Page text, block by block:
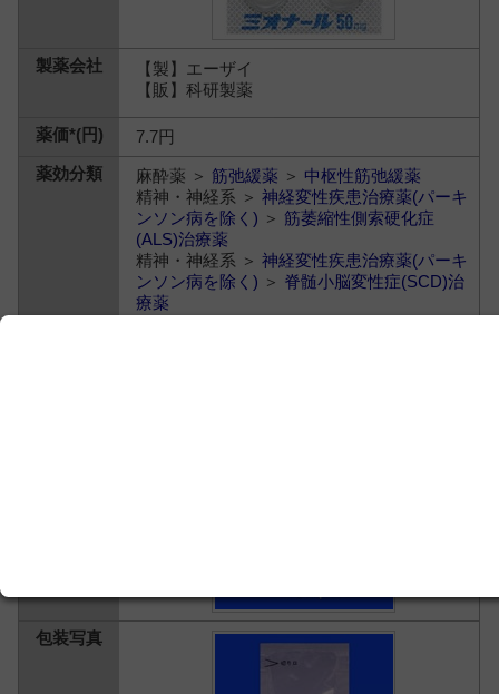
【製】エーザイ
【販】科研製薬
7.7円
麻酔薬 ＞ 筋弛緩薬 ＞ 中枢性筋弛緩薬
精神・神経系 ＞神経変性疾患治療薬(パーキ
ンソン病を除く) ＞ 筋萎縮性側索硬化症
(ALS)治療薬
精神・神経系 ＞神経変性疾患治療薬(パーキ
ンソン病を除く) ＞ 脊髄小脳変性症(SCD)治
療薬